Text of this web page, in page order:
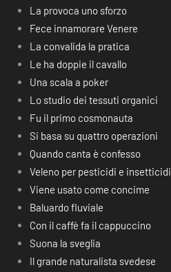
La provoca uno sforzo
Fece innamorare Venere
La convalida la pratica
Le ha doppie il cavallo
Una scala a poker
Lo studio dei tessuti organici
Fu il primo cosmonauta
Si basa su quattro operazioni
Quando canta è confesso
Veleno per pesticidi e insetticidi
Viene usato come concime
Baluardo fluviale
Con il caffè fa il cappuccino
Suona la sveglia
Il grande naturalista svedese